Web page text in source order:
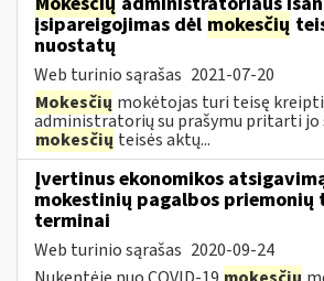
įsipareigojimas dėl mokesčių
nuostatų
Web turinio sąrašas 2021-07-20
Mokesčių mokėtojas turi teisę
administratorių su prašymu pritarti
mokesčių teisės aktų...
Įvertinus ekonomikos
mokestinių pagalbos priemonių
terminai
Web turinio sąrašas 2020-09-24